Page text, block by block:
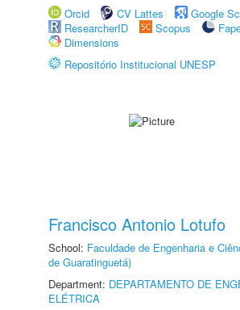
Orcid
CV Lattes
Google
ResearcherID
Scopus
Dimensions
Repositório Institucional UNESP
Francisco Antonio Lotufo
School: Faculdade de Engenharia e
de Guaratinguetá)
Department: DEPARTAMENTO DE
ELÉTRICA